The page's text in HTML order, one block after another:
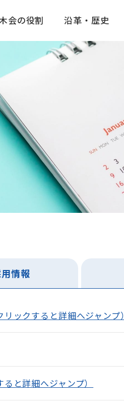
会の役割 沿革・歴史
情報
ックすると詳細へジャンプ）
と詳細へジャンプ）